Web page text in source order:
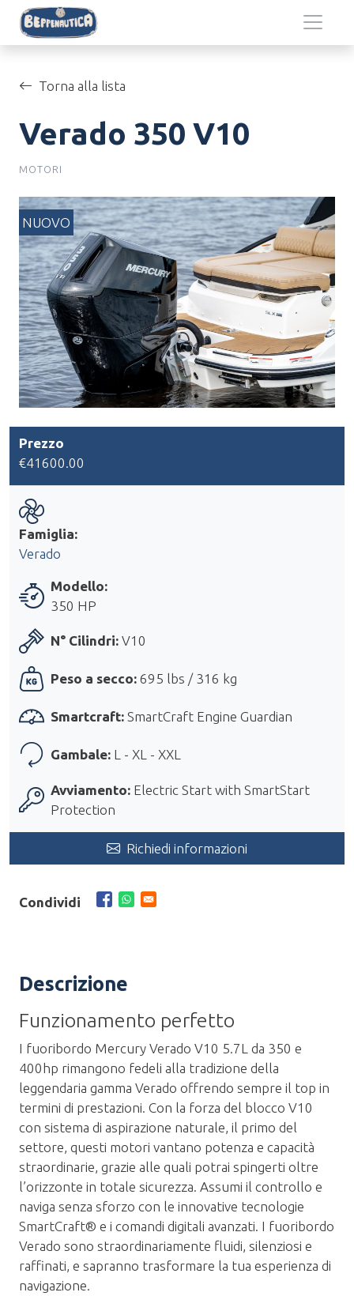
Torna alla lista
Verado 350 V10
MOTORI
NUOVO
Prezzo
€41600.00
Famiglia:
Verado
Modello:
350 HP
N° Cilindri: V10
Peso a secco: 695 lbs / 316 kg
Smartcraft: SmartCraft Engine Guardian
Gambale: L - XL - XXL
Avviamento: Electric Start with SmartStart
Protection
Richiedi informazioni
Condividi
Descrizione
Funzionamento perfetto
I fuoribordo Mercury Verado V10 5.7L da 350 e
400hp rimangono fedeli alla tradizione della
leggendaria gamma Verado offrendo sempre il top in
termini di prestazioni. Con la forza del blocco V10
con sistema di aspirazione naturale, il primo del
settore, questi motori vantano potenza e capacità
straordinarie, grazie alle quali potrai spingerti oltre
l’orizzonte in totale sicurezza. Assumi il controllo e
naviga senza sforzo con le innovative tecnologie
SmartCraft® e i comandi digitali avanzati. I fuoribordo
Verado sono straordinariamente fluidi, silenziosi e
raffinati, e sapranno trasformare la tua esperienza di
navigazione.